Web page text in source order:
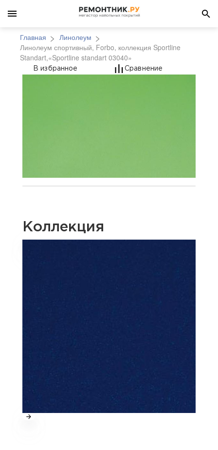
Главная
Линолеум
Линолеум спортивный, Forbo, коллекция Sportline
Standart,«Sportline standart 03040»
Линолеум
В избранное Сравнение
Коллекция